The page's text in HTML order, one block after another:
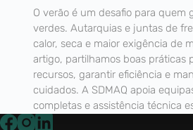
O verão é um desafio para quem
verdes. Autarquias e juntas de
calor, seca e maior exigência de
artigo, partilhamos boas práticas
recursos, garantir eficiência e
cuidados. A SDMAQ apoia
completas e assistência técnica